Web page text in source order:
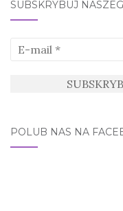
SUBSKRYBUJ
POLUB NAS NA